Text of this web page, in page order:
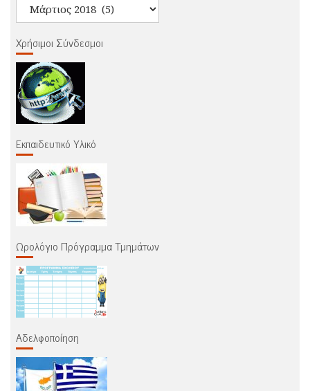
όλα
Άρθρα
Χρήσιμοι Σύνδεσμοι
Εκπαιδευτικό Υλικό
Ωρολόγιο Πρόγραμμα Τμημάτων
Αδελφοποίηση